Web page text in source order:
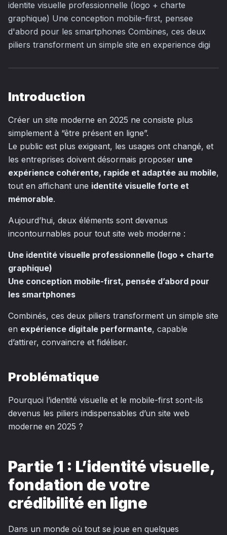
identite visuelle professionnelle (logo + charte
graphique) Une conception mobile-first, pensee
d'abord pour les smartphones Combines, ces deux
piliers transforment un simple site en experience digi
Introduction
Créer un site moderne en 2025 ne consiste plus
simplement à “être présent en ligne”.
Le public est plus exigeant, les usages ont changé, et
les entreprises doivent désormais proposer une
expérience cohérente, rapide et adaptée au mobile,
tout en affichant une identité visuelle forte et
mémorable.
Aujourd’hui, deux éléments sont devenus
incontournables pour tout site web moderne :
Une identité visuelle professionnelle (logo + charte
graphique)
Une conception mobile-first, pensée d’abord pour
les smartphones
Combinés, ces deux piliers transforment un simple site
en expérience digitale performante, capable
d’attirer, convaincre et fidéliser.
Problématique
Pourquoi l’identité visuelle et le mobile-first sont-ils
devenus les piliers indispensables d’un site web
moderne en 2025 ?
Partie 1 : L’identité visuelle,
fondation de votre
crédibilité en ligne
Dans un monde où tout se joue en quelques